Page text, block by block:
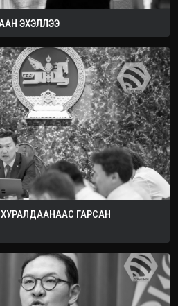
ЭХЭЛЛЭЭ
ХУРАЛДААНААС ГАРСАН